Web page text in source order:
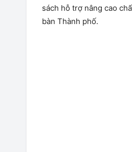
sách hỗ trợ nâng cao
bàn Thành phố.